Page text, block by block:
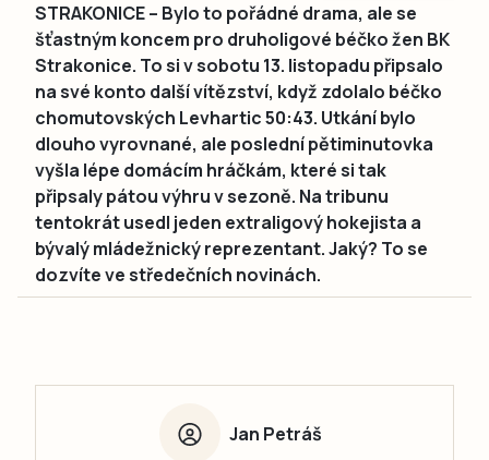
STRAKONICE – Bylo to pořádné drama, ale se
šťastným koncem pro druholigové béčko žen BK
Strakonice. To si v sobotu 13. listopadu připsalo
na své konto další vítězství, když zdolalo béčko
chomutovských Levhartic 50:43. Utkání bylo
dlouho vyrovnané, ale poslední pětiminutovka
vyšla lépe domácím hráčkám, které si tak
připsaly pátou výhru v sezoně. Na tribunu
tentokrát usedl jeden extraligový hokejista a
bývalý mládežnický reprezentant. Jaký? To se
dozvíte ve středečních novinách.
Jan Petráš